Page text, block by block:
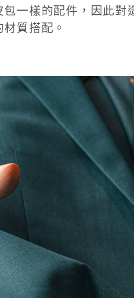
一樣的配件，因此對
質搭配。